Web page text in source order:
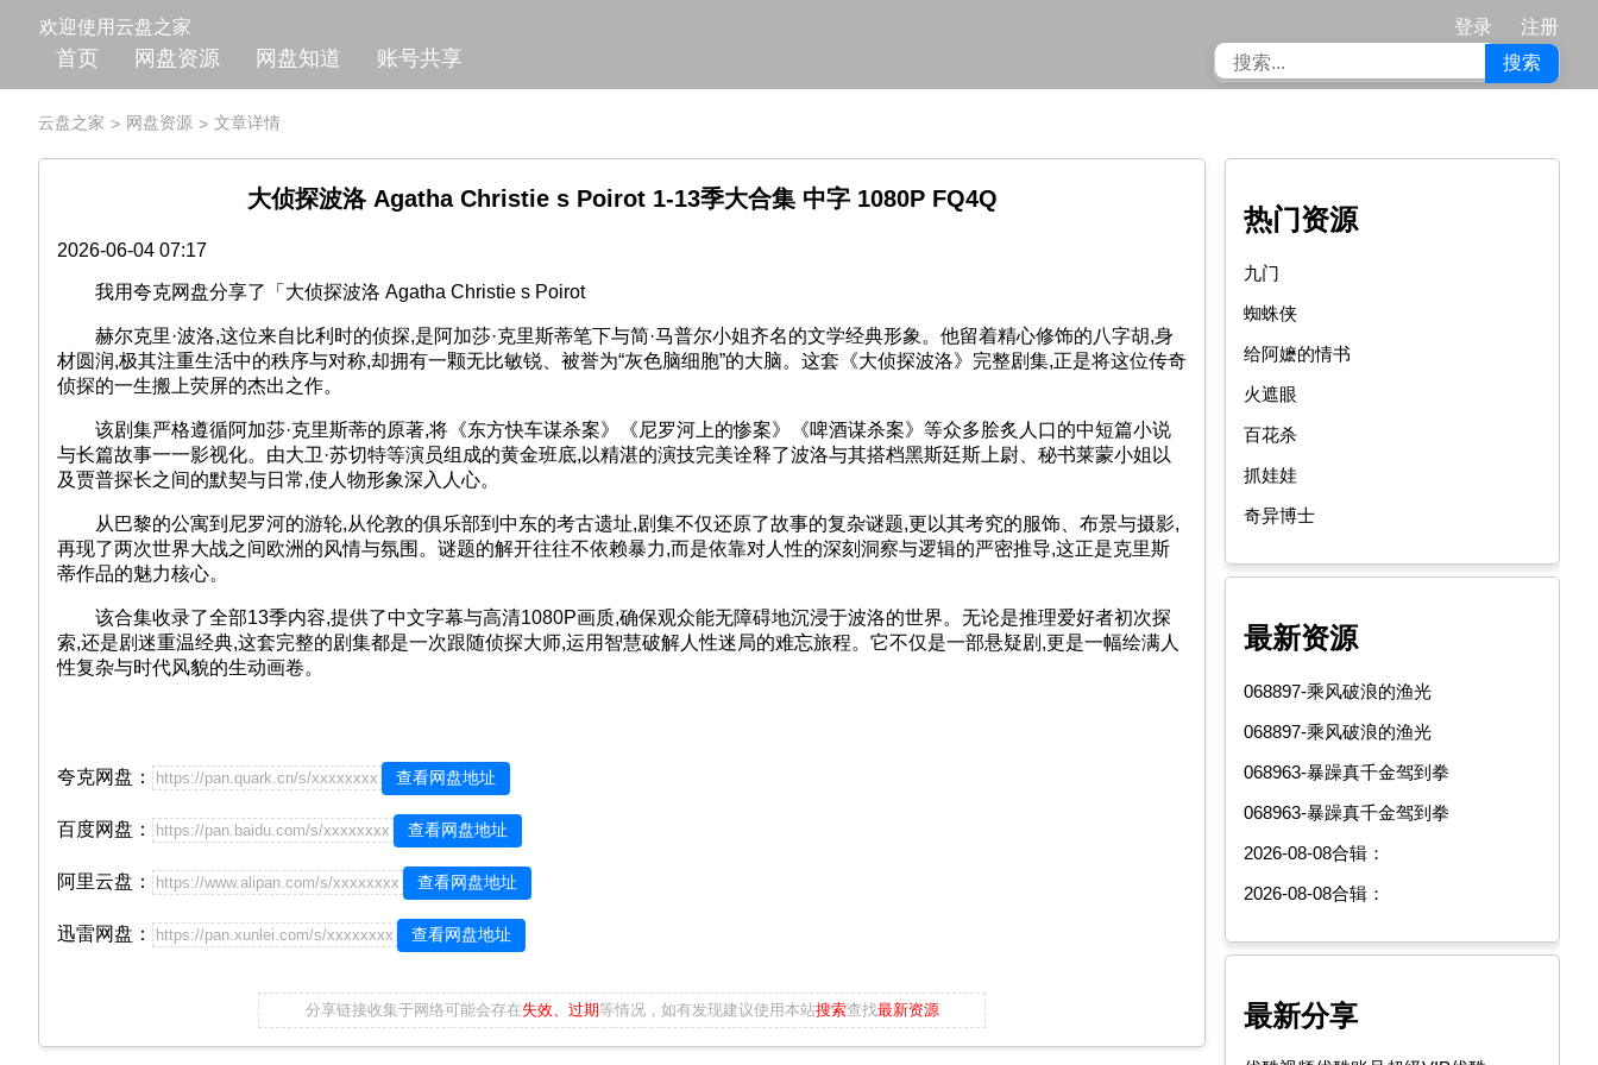
欢迎使用云盘之家 登录 注册
首页 网盘资源 网盘知道 账号共享 搜索
云盘之家 > 网盘资源 > 文章详情
大侦探波洛 Agatha Christie s Poirot 1-13季大合集 中字 1080P FQ4Q
2026-06-04 07:17
我用夸克网盘分享了「大侦探波洛 Agatha Christie s Poirot
赫尔克里·波洛,这位来自比利时的侦探,是阿加莎·克里斯蒂笔下与简·马普尔小姐齐名的文学经典形象。他留着精心修饰的八字胡,身
材圆润,极其注重生活中的秩序与对称,却拥有一颗无比敏锐、被誉为“灰色脑细胞”的大脑。这套《大侦探波洛》完整剧集,正是将这位传奇
侦探的一生搬上荧屏的杰出之作。
该剧集严格遵循阿加莎·克里斯蒂的原著,将《东方快车谋杀案》《尼罗河上的惨案》《啤酒谋杀案》等众多脍炙人口的中短篇小说
与长篇故事一一影视化。由大卫·苏切特等演员组成的黄金班底,以精湛的演技完美诠释了波洛与其搭档黑斯廷斯上尉、秘书莱蒙小姐以
及贾普探长之间的默契与日常,使人物形象深入人心。
从巴黎的公寓到尼罗河的游轮,从伦敦的俱乐部到中东的考古遗址,剧集不仅还原了故事的复杂谜题,更以其考究的服饰、布景与摄影,
再现了两次世界大战之间欧洲的风情与氛围。谜题的解开往往不依赖暴力,而是依靠对人性的深刻洞察与逻辑的严密推导,这正是克里斯
蒂作品的魅力核心。
该合集收录了全部13季内容,提供了中文字幕与高清1080P画质,确保观众能无障碍地沉浸于波洛的世界。无论是推理爱好者初次探
索,还是剧迷重温经典,这套完整的剧集都是一次跟随侦探大师,运用智慧破解人性迷局的难忘旅程。它不仅是一部悬疑剧,更是一幅绘满人
性复杂与时代风貌的生动画卷。
夸克网盘： https://pan.quark.cn/s/xxxxxxxx 查看网盘地址
百度网盘： https://pan.baidu.com/s/xxxxxxxx 查看网盘地址
阿里云盘： https://www.alipan.com/s/xxxxxxxx 查看网盘地址
迅雷网盘： https://pan.xunlei.com/s/xxxxxxxx 查看网盘地址
分享链接收集于网络可能会存在失效、过期等情况，如有发现建议使用本站搜索查找最新资源
热门资源
九门
蜘蛛侠
给阿嬷的情书
火遮眼
百花杀
抓娃娃
奇异博士
最新资源
068897-乘风破浪的渔光
068897-乘风破浪的渔光
068963-暴躁真千金驾到拳
068963-暴躁真千金驾到拳
2026-08-08合辑：
2026-08-08合辑：
最新分享